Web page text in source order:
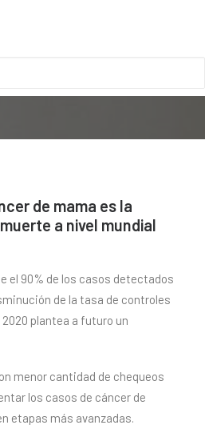
de mama es la
a nivel mundial
el 90% de los casos detectados
de la tasa de controles
plantea a futuro un
menor cantidad de chequeos
los casos de cáncer de
etapas más avanzadas.